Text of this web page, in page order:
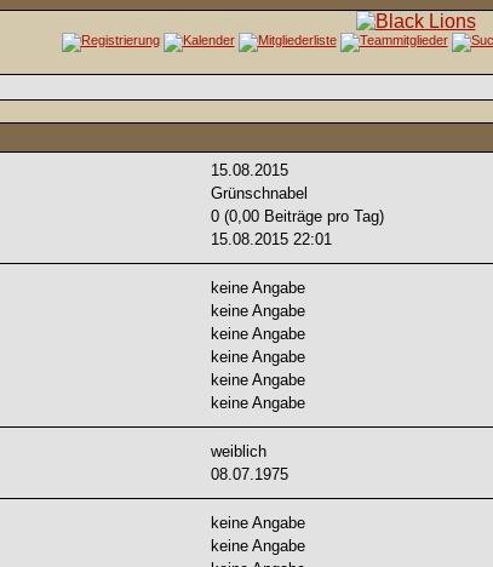
15.08.2015
Grünschnabel
0 (0,00 Beiträge pro Tag)
15.08.2015 22:01
keine Angabe
keine Angabe
keine Angabe
keine Angabe
keine Angabe
keine Angabe
weiblich
08.07.1975
keine Angabe
keine Angabe